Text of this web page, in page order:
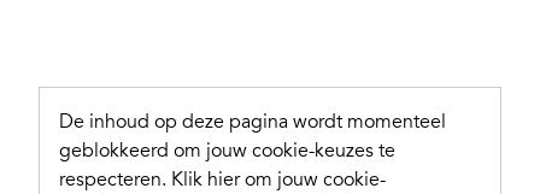
De inhoud op deze pagina wordt momenteel
geblokkeerd om jouw cookie-keuzes te
respecteren. Klik hier om jouw cookie-